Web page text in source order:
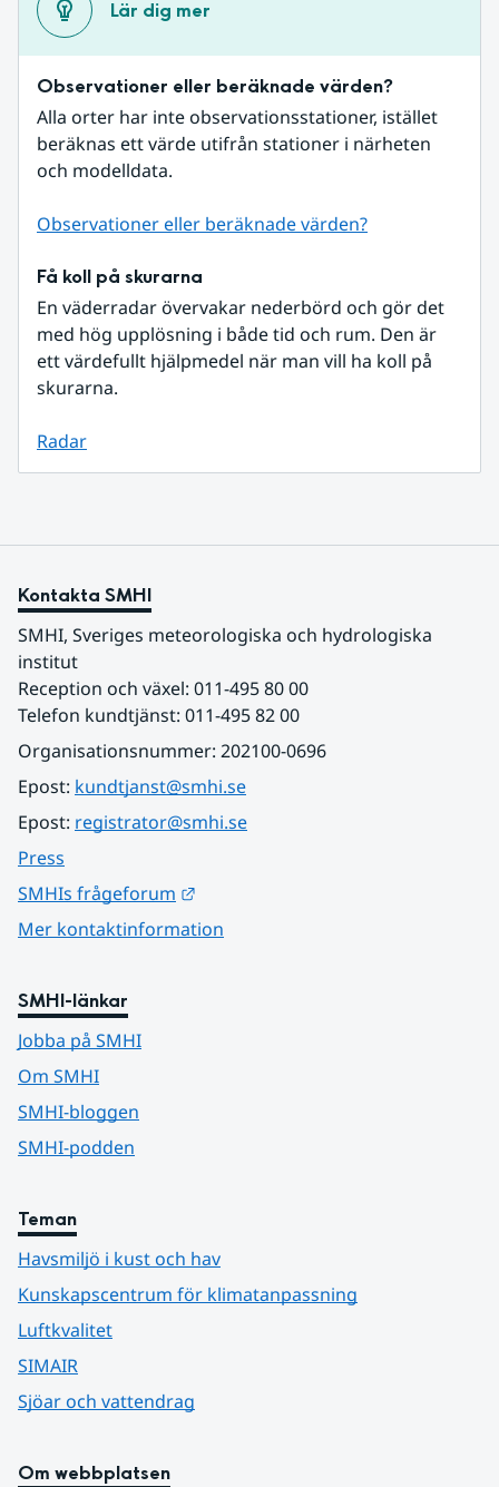
Lär dig mer
Observationer eller beräknade värden?
Alla orter har inte observationsstationer, istället
beräknas ett värde utifrån stationer i närheten
och modelldata.
Observationer eller beräknade värden?
Få koll på skurarna
En väderradar övervakar nederbörd och gör det
med hög upplösning i både tid och rum. Den är
ett värdefullt hjälpmedel när man vill ha koll på
skurarna.
Radar
Kontakta SMHI
SMHI, Sveriges meteorologiska och hydrologiska
institut
Reception och växel: 011-495 80 00
Telefon kundtjänst: 011-495 82 00
Organisationsnummer: 202100-0696
Epost: kundtjanst@smhi.se
Epost: registrator@smhi.se
Press
SMHIs frågeforum
Mer kontaktinformation
SMHI-länkar
Jobba på SMHI
Om SMHI
SMHI-bloggen
SMHI-podden
Teman
Havsmiljö i kust och hav
Kunskapscentrum för klimatanpassning
Luftkvalitet
SIMAIR
Sjöar och vattendrag
Om webbplatsen